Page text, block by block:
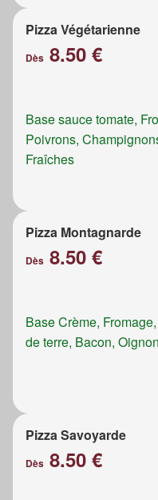
Pizza Végétarienne
Dès 8.50 €
Base sauce tomate,
Poivrons,
Fraîches
Pizza Montagnarde
Dès 8.50 €
Base Crème,
de terre, Bacon,
Pizza Savoyarde
Dès 8.50 €